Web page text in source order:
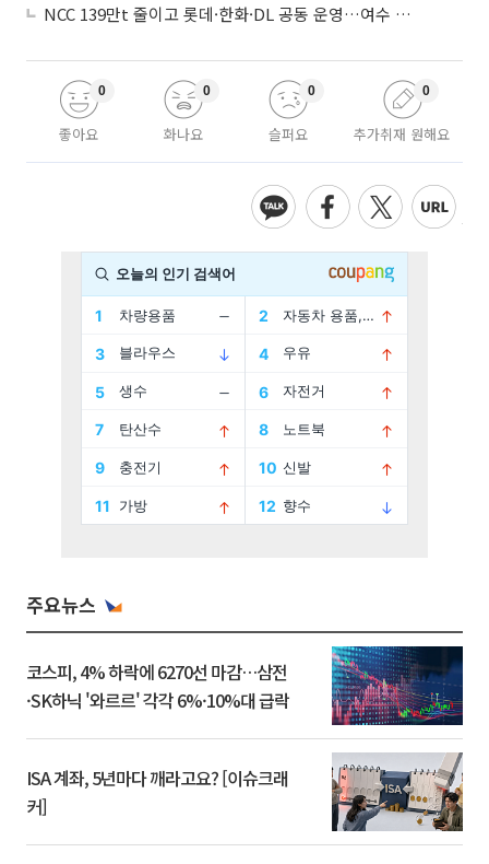
NCC 139만t 줄이고 롯데·한화·DL 공동 운영…여수 1호 본궤도
좋아요
0
화나요
0
슬퍼요
0
추가취재 원해요
0
주요뉴스
코스피, 4% 하락에 6270선 마감…삼전
·SK하닉 '와르르' 각각 6%·10%대 급락
ISA 계좌, 5년마다 깨라고요? [이슈크래
커]